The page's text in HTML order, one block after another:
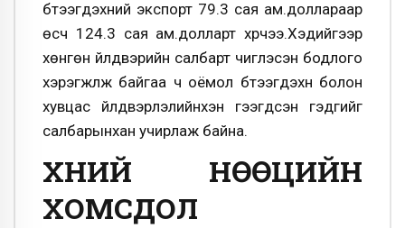
бүтээгдэхүүний экспорт 79.3 сая ам.доллараар
өсч 124.3 сая ам.долларт хүрчээ.Хэдийгээр
хөнгөн үйлдвэрийн салбарт чиглэсэн бодлого
хэрэгжүүлж байгаа ч оёмол бүтээгдэхүүн болон
хувцас үйлдвэрлэлийнхэн гээгдсэн гэдгийг
салбарынхан учирлаж байна.
ХҮНИЙ НӨӨЦИЙН
ХОМСДОЛ